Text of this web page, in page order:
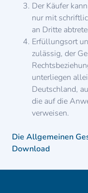
Der Käufer
nur mit
an Dritte
Erfüllungsort
zulässig, der
unterliegen
Deutschland,
die auf die
verweisen.
Die Allgemeinen
Download